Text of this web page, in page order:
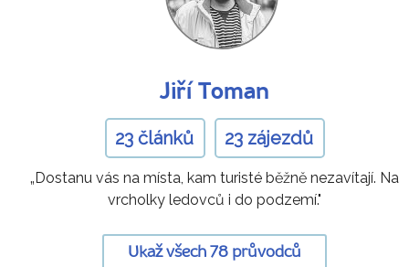
Jiří Toman
23 článků 23 zájezdů
„Dostanu vás na místa, kam turisté běžně nezavítají. Na
vrcholky ledovců i do podzemí."
Ukaž všech 78 průvodců